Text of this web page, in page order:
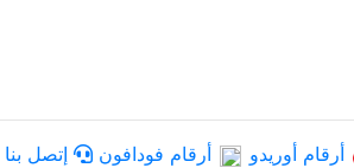
أرقام أوريدو أرقام فودافون إتصل بنا